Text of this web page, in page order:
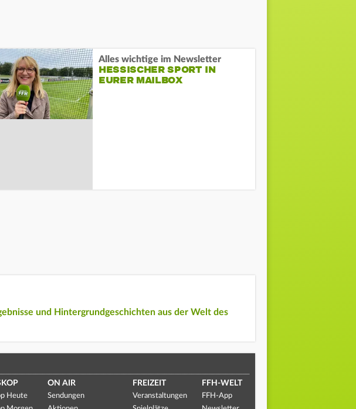
Alles wichtige im Newsletter
HESSISCHER SPORT IN
EURER MAILBOX
und Hintergrundgeschichten aus der Welt des
Heute
ON AIR
Sendungen
FREIZEIT
Veranstaltungen
FFH-WELT
FFH-App